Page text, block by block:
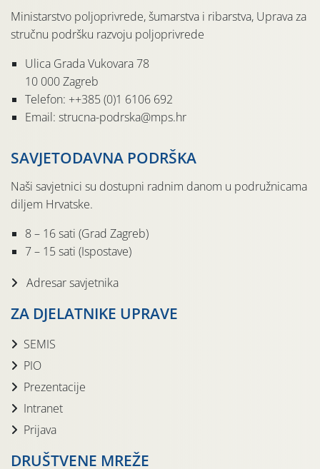
Ministarstvo poljoprivrede, šumarstva i ribarstva, Uprava za
stručnu podršku razvoju poljoprivrede
Ulica Grada Vukovara 78
10 000 Zagreb
Telefon: ++385 (0)1 6106 692
Email: strucna-podrska@mps.hr
SAVJETODAVNA PODRŠKA
Naši savjetnici su dostupni radnim danom u podružnicama
diljem Hrvatske.
8 – 16 sati (Grad Zagreb)
7 – 15 sati (Ispostave)
Adresar savjetnika
ZA DJELATNIKE UPRAVE
SEMIS
PIO
Prezentacije
Intranet
Prijava
DRUŠTVENE MREŽE